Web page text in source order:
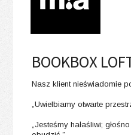
BOOKBOX
Nasz klient nieświadomie
„Uwielbiamy otwarte
„Jesteśmy hałaśliwi;